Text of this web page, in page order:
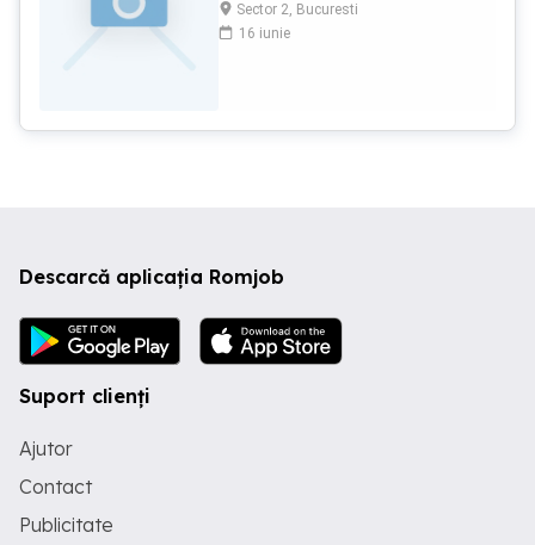
Sector 2, Bucuresti
16 iunie
Descarcă aplicația Romjob
Suport clienți
Ajutor
Contact
Publicitate